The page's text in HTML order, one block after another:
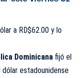
a RD$62.00 y lo
Dominicana fijó el
estadounidense